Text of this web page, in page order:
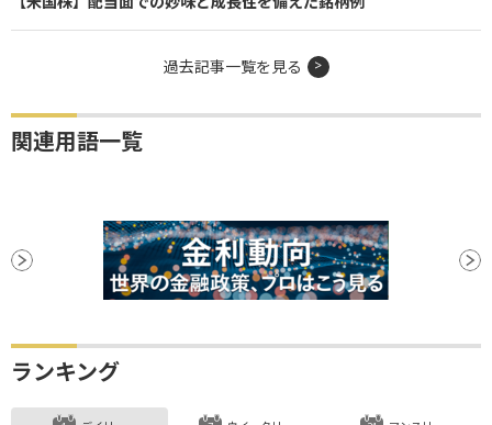
過去記事一覧を見る
関連用語一覧
ランキング